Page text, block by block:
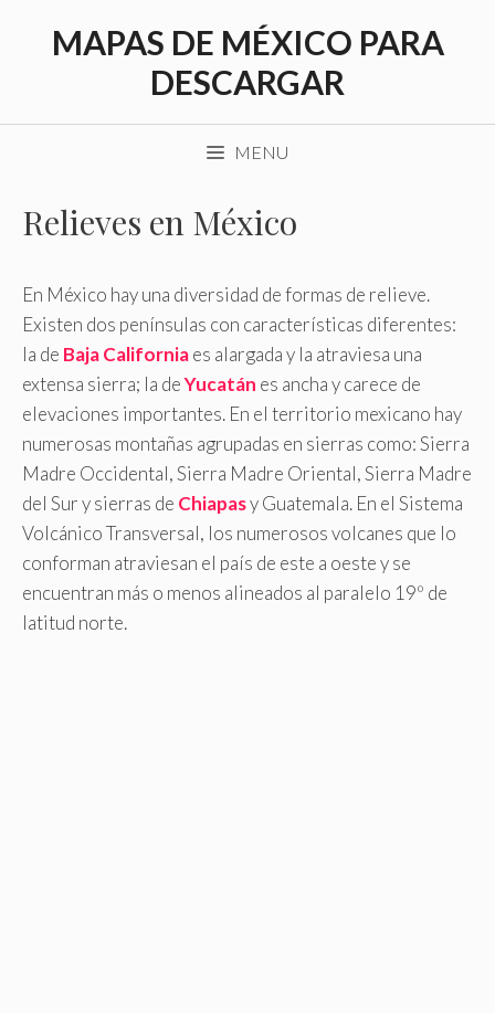
MAPAS DE MÉXICO PARA
DESCARGAR
MENU
Relieves en México
En México hay una diversidad de formas de relieve.
Existen dos penínsulas con características diferentes:
la de Baja Californiaes alargada y la atraviesa una
extensa sierra; la deYucatán es ancha y carece de
elevaciones importantes. En el territorio mexicano hay
numerosas montañas agrupadas en sierras como: Sierra
Madre Occidental, Sierra Madre Oriental, Sierra Madre
del Sur y sierras de Chiapasy Guatemala. En el Sistema
Volcánico Transversal, los numerosos volcanes que lo
conforman atraviesan el país de este a oeste y se
encuentran más o menos alineados al paralelo 19º de
latitud norte.